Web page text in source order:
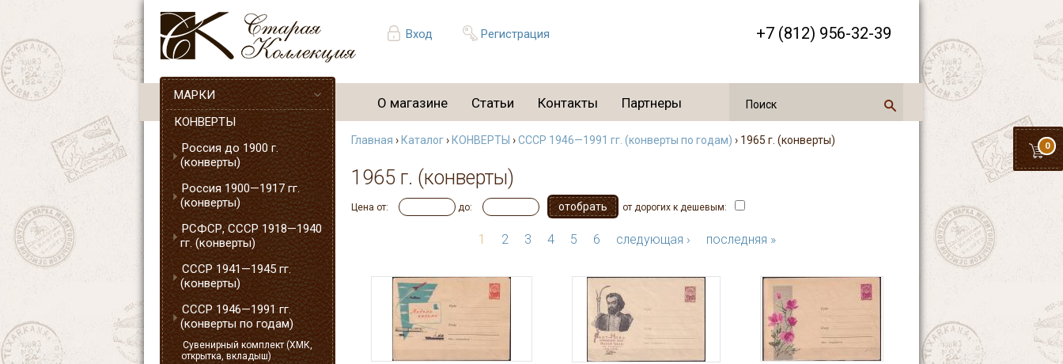
Вход Регистрация +7 (812) 956-32-39
0
О магазине Статьи Контакты Партнеры
МАРКИ
КОНВЕРТЫ
Россия до 1900 г.
(конверты)
Россия 1900—1917 гг.
(конверты)
РСФСР, СССР 1918—1940
гг. (конверты)
СССР 1941—1945 гг.
(конверты)
СССР 1946—1991 гг.
(конверты по годам)
Сувенирный комплект (ХМК,
открытка, вкладыш)
Главная › Каталог› КОНВЕРТЫ ›СССР 1946—1991 гг. (конверты по годам) › 1965 г. (конверты)
1965 г. (конверты)
Цена от: до: от дорогих к дешевым:
1 2 3 4 5 6 следующая › последняя »